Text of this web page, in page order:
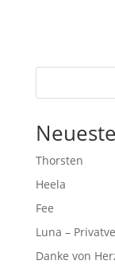
Thorsten
Heela
Fee
Luna –
Danke von